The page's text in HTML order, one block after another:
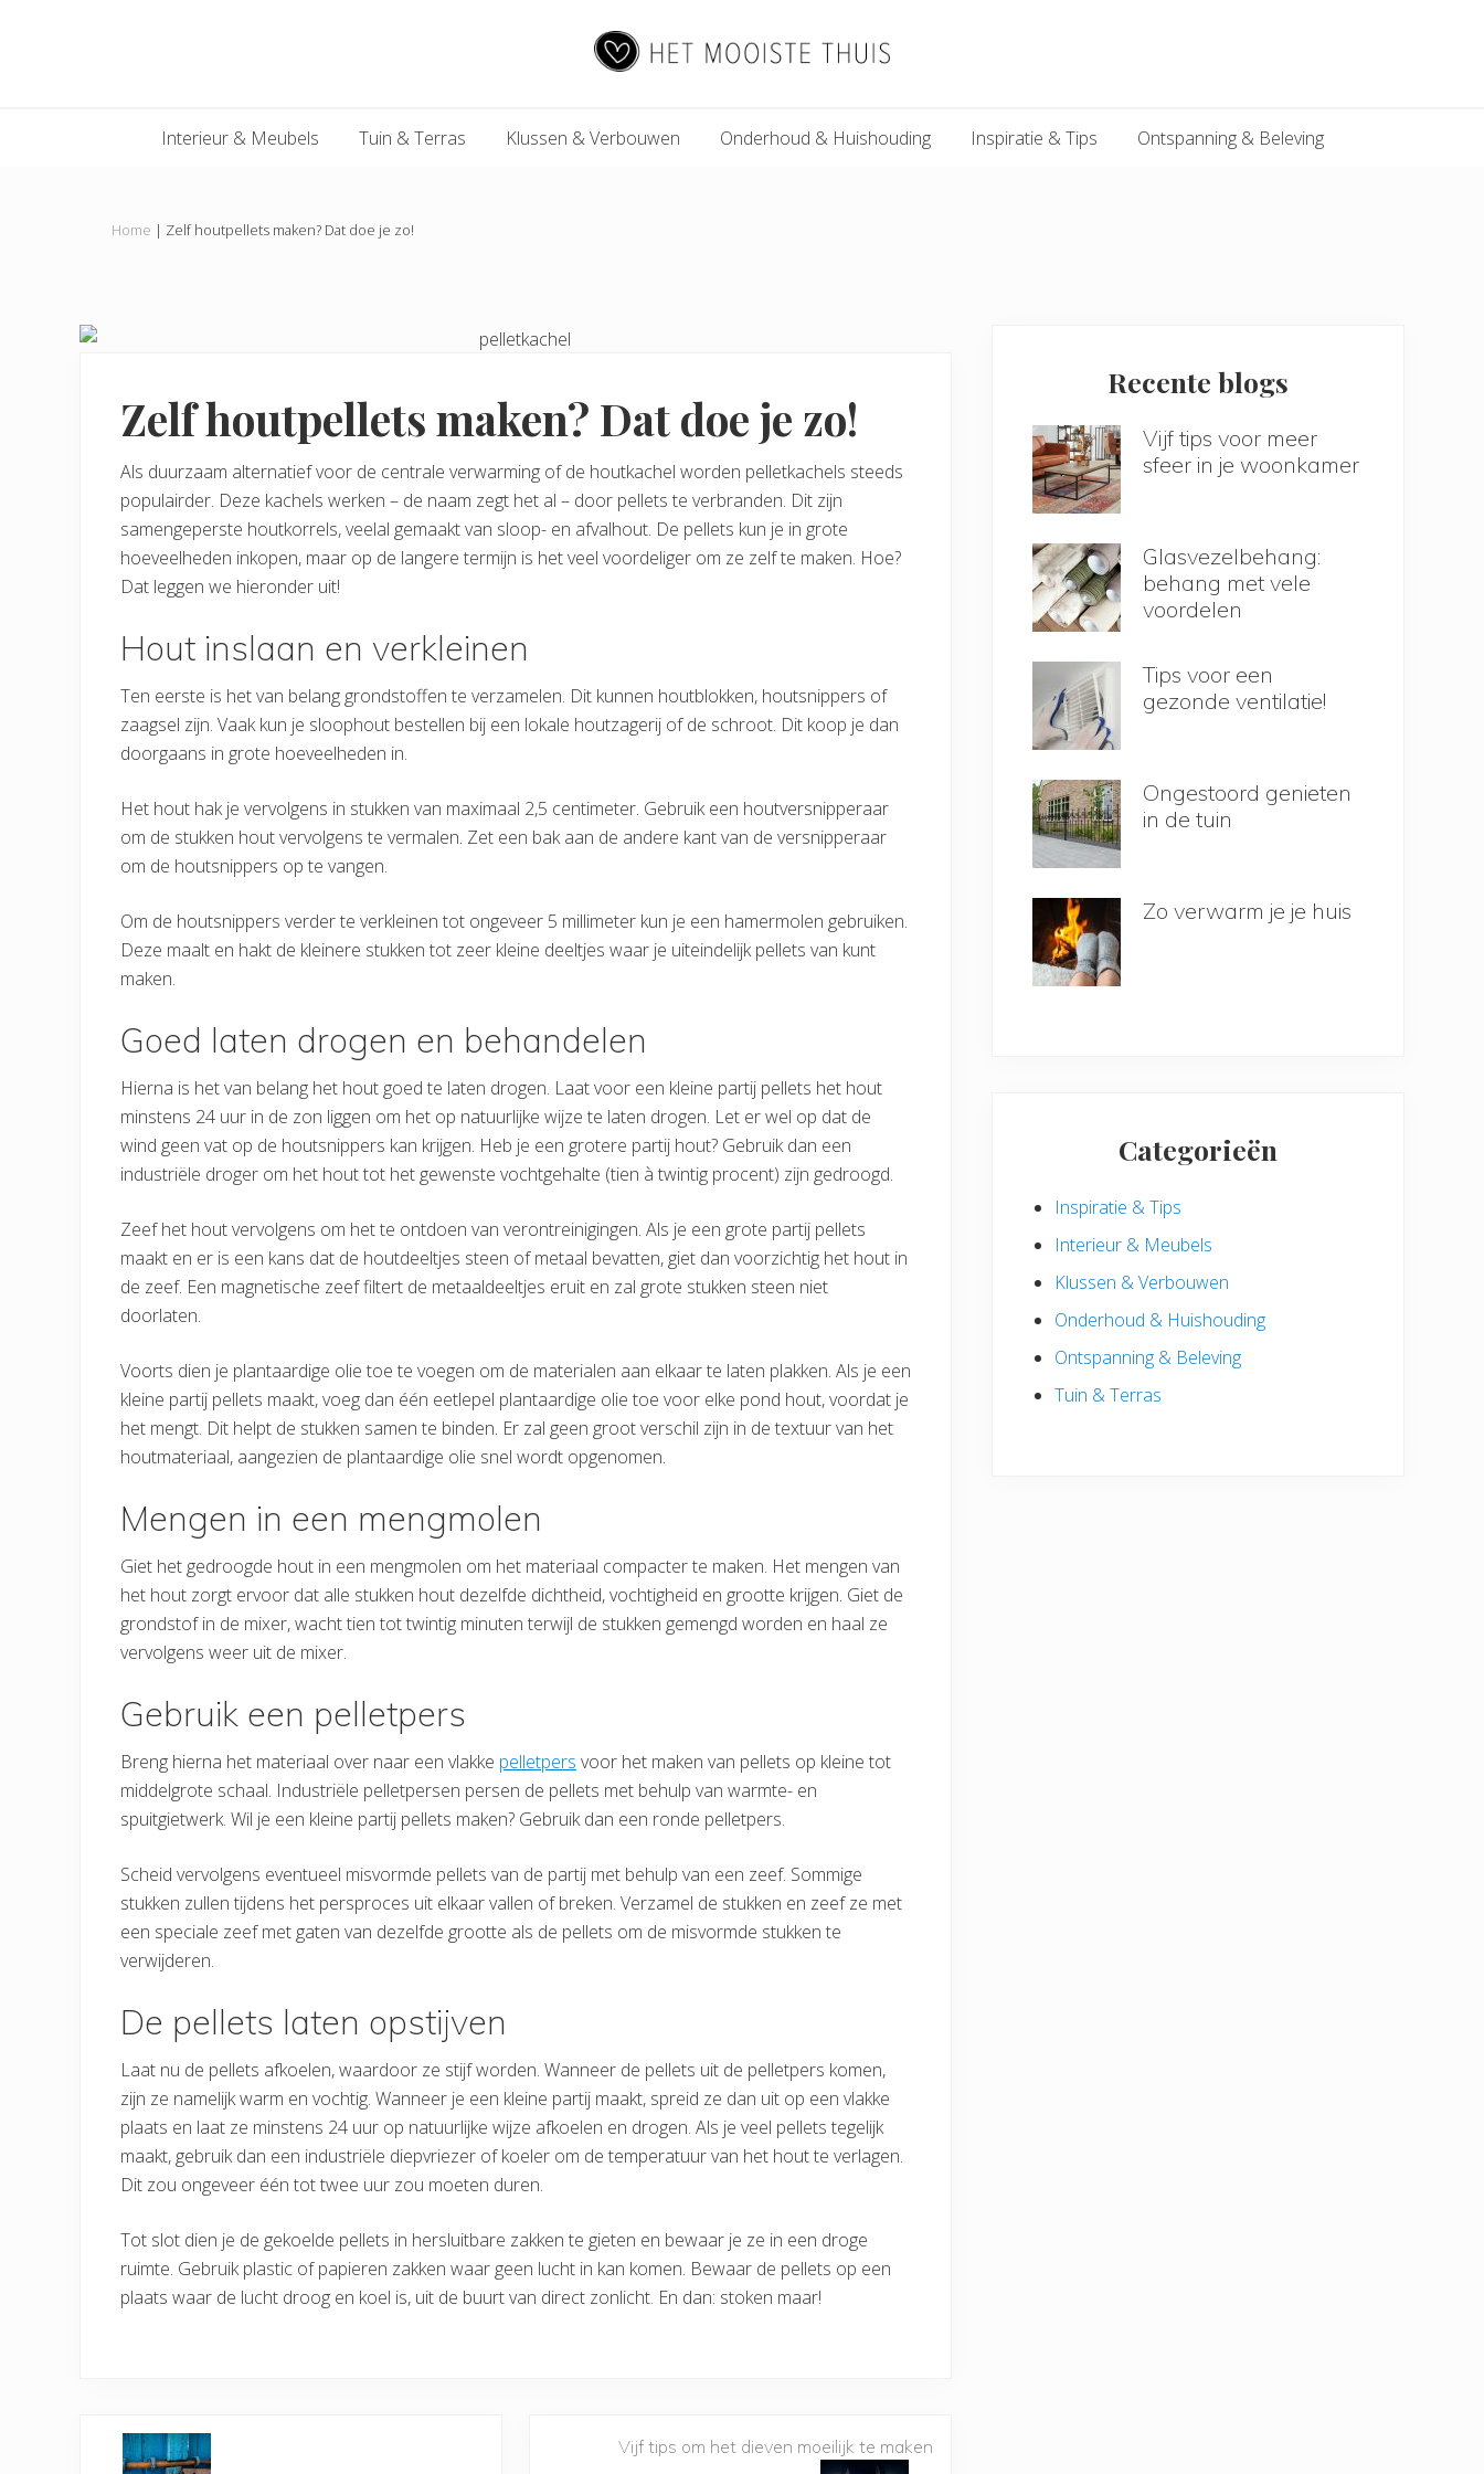
Mooiste
Interieur & Meubels Tuin & Terras Klussen & Verbouwen Onderhoud & Huishouding Inspiratie & Tips Ontspanning & Beleving
Home | Zelf houtpellets maken? Dat doe je zo!
Zelf houtpellets maken? Dat doe je zo!
Als duurzaam alternatief voor de centrale verwarming of de houtkachel worden pelletkachels steeds
populairder. Deze kachels werken – de naam zegt het al – door pellets te verbranden. Dit zijn
samengeperste houtkorrels, veelal gemaakt van sloop- en afvalhout. De pellets kun je in grote
hoeveelheden inkopen, maar op de langere termijn is het veel voordeliger om ze zelf te maken. Hoe?
Dat leggen we hieronder uit!
Hout inslaan en verkleinen
Ten eerste is het van belang grondstoffen te verzamelen. Dit kunnen houtblokken, houtsnippers of
zaagsel zijn. Vaak kun je sloophout bestellen bij een lokale houtzagerij of de schroot. Dit koop je dan
doorgaans in grote hoeveelheden in.
Het hout hak je vervolgens in stukken van maximaal 2,5 centimeter. Gebruik een houtversnipperaar
om de stukken hout vervolgens te vermalen. Zet een bak aan de andere kant van de versnipperaar
om de houtsnippers op te vangen.
Om de houtsnippers verder te verkleinen tot ongeveer 5 millimeter kun je een hamermolen gebruiken.
Deze maalt en hakt de kleinere stukken tot zeer kleine deeltjes waar je uiteindelijk pellets van kunt
maken.
Goed laten drogen en behandelen
Hierna is het van belang het hout goed te laten drogen. Laat voor een kleine partij pellets het hout
minstens 24 uur in de zon liggen om het op natuurlijke wijze te laten drogen. Let er wel op dat de
wind geen vat op de houtsnippers kan krijgen. Heb je een grotere partij hout? Gebruik dan een
industriële droger om het hout tot het gewenste vochtgehalte (tien à twintig procent) zijn gedroogd.
Zeef het hout vervolgens om het te ontdoen van verontreinigingen. Als je een grote partij pellets
maakt en er is een kans dat de houtdeeltjes steen of metaal bevatten, giet dan voorzichtig het hout in
de zeef. Een magnetische zeef filtert de metaaldeeltjes eruit en zal grote stukken steen niet
doorlaten.
Voorts dien je plantaardige olie toe te voegen om de materialen aan elkaar te laten plakken. Als je een
kleine partij pellets maakt, voeg dan één eetlepel plantaardige olie toe voor elke pond hout, voordat je
het mengt. Dit helpt de stukken samen te binden. Er zal geen groot verschil zijn in de textuur van het
houtmateriaal, aangezien de plantaardige olie snel wordt opgenomen.
Mengen in een mengmolen
Giet het gedroogde hout in een mengmolen om het materiaal compacter te maken. Het mengen van
het hout zorgt ervoor dat alle stukken hout dezelfde dichtheid, vochtigheid en grootte krijgen. Giet de
grondstof in de mixer, wacht tien tot twintig minuten terwijl de stukken gemengd worden en haal ze
vervolgens weer uit de mixer.
Gebruik een pelletpers
Breng hierna het materiaal over naar een vlakke pelletpers voor het maken van pellets op kleine tot
middelgrote schaal. Industriële pelletpersen persen de pellets met behulp van warmte- en
spuitgietwerk. Wil je een kleine partij pellets maken? Gebruik dan een ronde pelletpers.
Scheid vervolgens eventueel misvormde pellets van de partij met behulp van een zeef. Sommige
stukken zullen tijdens het persproces uit elkaar vallen of breken. Verzamel de stukken en zeef ze met
een speciale zeef met gaten van dezelfde grootte als de pellets om de misvormde stukken te
verwijderen.
De pellets laten opstijven
Laat nu de pellets afkoelen, waardoor ze stijf worden. Wanneer de pellets uit de pelletpers komen,
zijn ze namelijk warm en vochtig. Wanneer je een kleine partij maakt, spreid ze dan uit op een vlakke
plaats en laat ze minstens 24 uur op natuurlijke wijze afkoelen en drogen. Als je veel pellets tegelijk
maakt, gebruik dan een industriële diepvriezer of koeler om de temperatuur van het hout te verlagen.
Dit zou ongeveer één tot twee uur zou moeten duren.
Tot slot dien je de gekoelde pellets in hersluitbare zakken te gieten en bewaar je ze in een droge
ruimte. Gebruik plastic of papieren zakken waar geen lucht in kan komen. Bewaar de pellets op een
plaats waar de lucht droog en koel is, uit de buurt van direct zonlicht. En dan: stoken maar!
Vijf tips om het dieven moeilijk te maken
Recente blogs
Vijf tips voor meer
sfeer in je woonkamer
Glasvezelbehang:
behang met vele
voordelen
Tips voor een
gezonde ventilatie!
Ongestoord genieten
in de tuin
Zo verwarm je je huis
Categorieën
Inspiratie & Tips
Interieur & Meubels
Klussen & Verbouwen
Onderhoud & Huishouding
Ontspanning & Beleving
Tuin & Terras